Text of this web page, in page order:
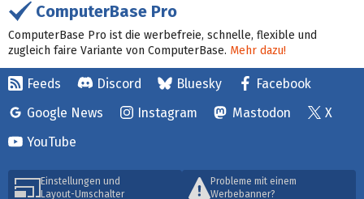
ComputerBase Pro
ComputerBase Pro ist die werbefreie, schnelle, flexible und
zugleich faire Variante von ComputerBase. Mehr dazu!
Feeds Discord Bluesky
Facebook
Google News
Instagram Mastodon
X
YouTube
Einstellungen und
Layout-Umschalter
Probleme mit einem
Werbebanner?